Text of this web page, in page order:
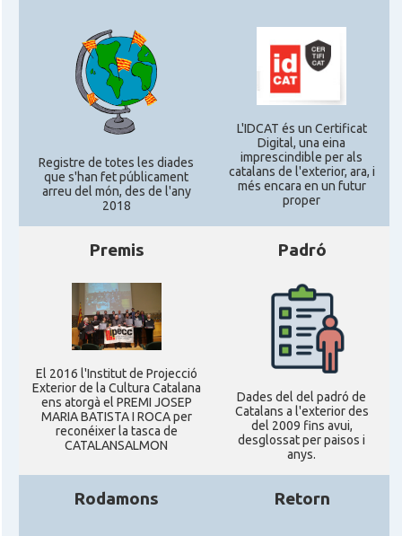
Registre de totes les diades
que s'han fet públicament
arreu del món, des de l'any
2018
L'IDCAT és un Certificat
Digital, una eina
imprescindible per als
catalans de l'exterior, ara, i
més encara en un futur
proper
Premis
El 2016 l'Institut de Projecció
Exterior de la Cultura Catalana
ens atorgà el PREMI JOSEP
MARIA BATISTA I ROCA per
reconéixer la tasca de
CATALANSALMON
Padró
Dades del del padró de
Catalans a l'exterior des
del 2009 fins avui,
desglossat per paisos i
anys.
Rodamons Retorn